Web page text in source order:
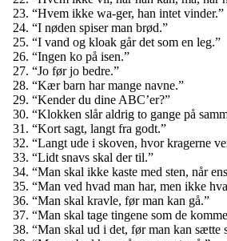
“Hvem ikke wa-ger, han intet vinder.”
“I nøden spiser man brød.”
“I vand og kloak går det som en leg.”
“Ingen ko på isen.”
“Jo før jo bedre.”
“Kær barn har mange navne.”
“Kender du dine ABC’er?”
“Klokken slår aldrig to gange på
“Kort sagt, langt fra godt.”
“Langt ude i skoven, hvor kragerne
“Lidt snavs skal der til.”
“Man skal ikke kaste med sten, når
“Man ved hvad man har, men ikke
“Man skal kravle, før man kan gå.”
“Man skal tage tingene som de
“Man skal ud i det, før man kan sætte